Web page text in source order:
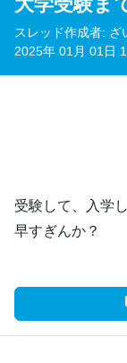
スレッド作成者: ざ
2025年 01月 01日
受験して、入学
早すぎんか？